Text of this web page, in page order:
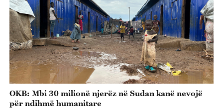
OKB: Mbi 30 milionë njerëz në Sudan kanë nevojë
për ndihmë humanitare